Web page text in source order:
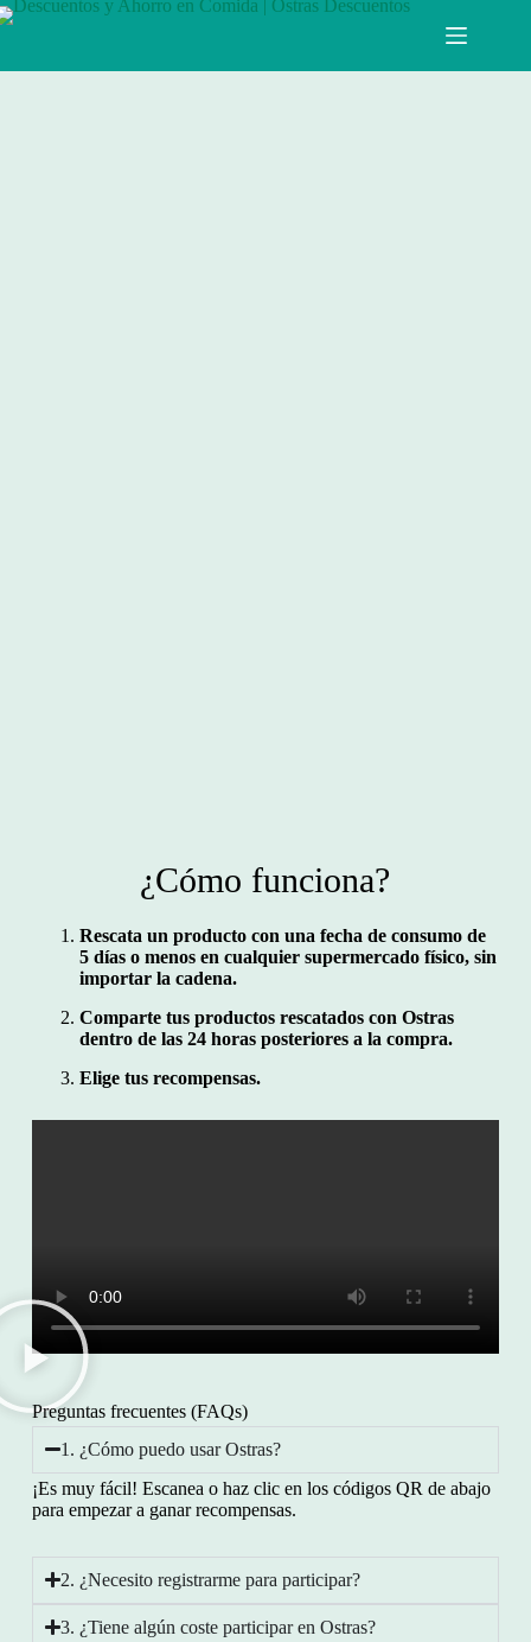
¿Cómo funciona?
Rescata un producto con una fecha de consumo de
5 días o menos en cualquier supermercado físico, sin
importar la cadena.
Comparte tus productos rescatados con Ostras
dentro de las 24 horas posteriores a la compra.
Elige tus recompensas.
Preguntas frecuentes (FAQs)
1. ¿Cómo puedo usar Ostras?
¡Es muy fácil! Escanea o haz clic en los códigos QR de abajo
para empezar a ganar recompensas.
2. ¿Necesito registrarme para participar?
3. ¿Tiene algún coste participar en Ostras?